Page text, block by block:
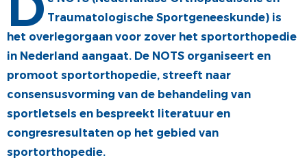
ALV
PRIJZEN EN LEZINGEN
STATUTEN EN REGLEMENTEN
VACATUREBANK
PERSCONTACT
PATIËNTENVOORLICHTING
MEDISCHE INDUSTRIE
GEDRAGSREGELS
Traumatologische Sportgeneeskunde) is
het overlegorgaan voor zover het sportorthopedie
in Nederland aangaat. De NOTS organiseert en
promoot sportorthopedie, streeft naar
consensusvorming van de behandeling van
sportletsels en bespreekt literatuur en
congresresultaten op het gebied van
sportorthopedie.